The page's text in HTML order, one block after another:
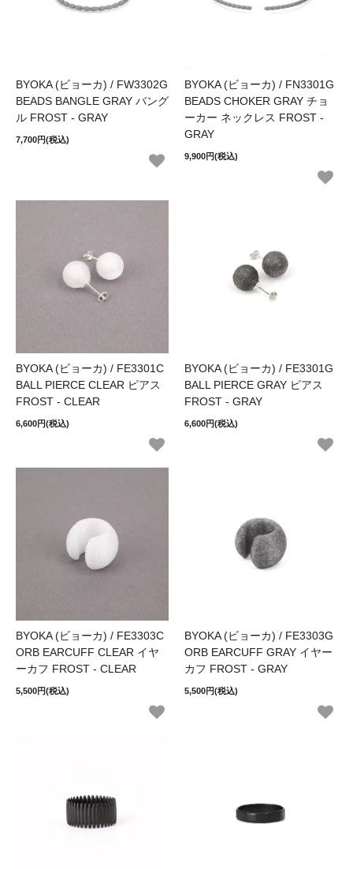
BYOKA (ビョーカ) / FW3302G
BEADS BANGLE GRAY バング
ル FROST - GRAY
7,700円(税込)
BYOKA (ビョーカ) / FN3301G
BEADS CHOKER GRAY チョ
ーカー ネックレス FROST -
GRAY
9,900円(税込)
BYOKA (ビョーカ) / FE3301C
BALL PIERCE CLEAR ピアス
FROST - CLEAR
6,600円(税込)
BYOKA (ビョーカ) / FE3301G
BALL PIERCE GRAY ピアス
FROST - GRAY
6,600円(税込)
BYOKA (ビョーカ) / FE3303C
ORB EARCUFF CLEAR イヤ
ーカフ FROST - CLEAR
5,500円(税込)
BYOKA (ビョーカ) / FE3303G
ORB EARCUFF GRAY イヤー
カフ FROST - GRAY
5,500円(税込)